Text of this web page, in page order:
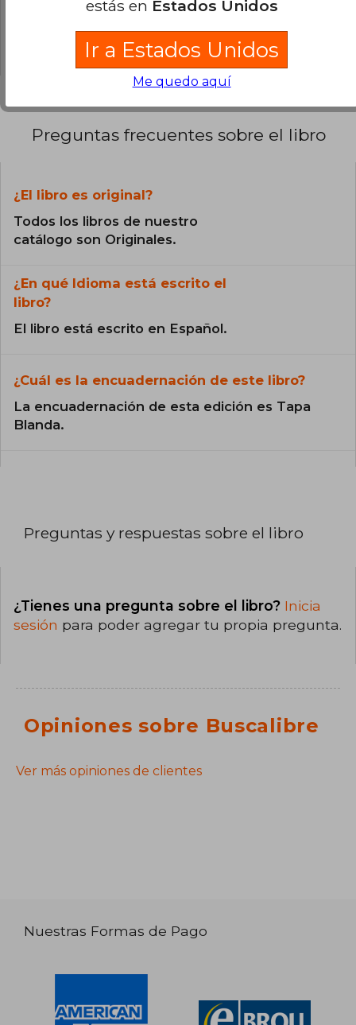
0% (0)
Preguntas frecuentes sobre el libro
¿El libro es original?
Todos los libros de nuestro
catálogo son Originales.
¿En qué Idioma está escrito el
libro?
El libro está escrito en Español.
¿Cuál es la encuadernación de este libro?
La encuadernación de esta edición es Tapa
Blanda.
Preguntas y respuestas sobre el libro
¿Tienes una pregunta sobre el libro? Inicia
sesión para poder agregar tu propia pregunta.
Opiniones sobre Buscalibre
Ver más opiniones de clientes
Nuestras Formas de Pago
estás en Estados Unidos
Ir a Estados Unidos
Me quedo aquí